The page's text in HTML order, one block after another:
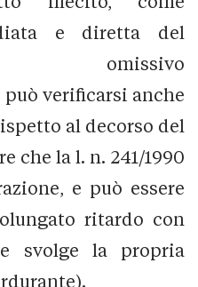
e diretta del
omissivo
verificarsi anche
al decorso del
che la l. n. 241/1990
e può essere
ritardo con
svolge la propria